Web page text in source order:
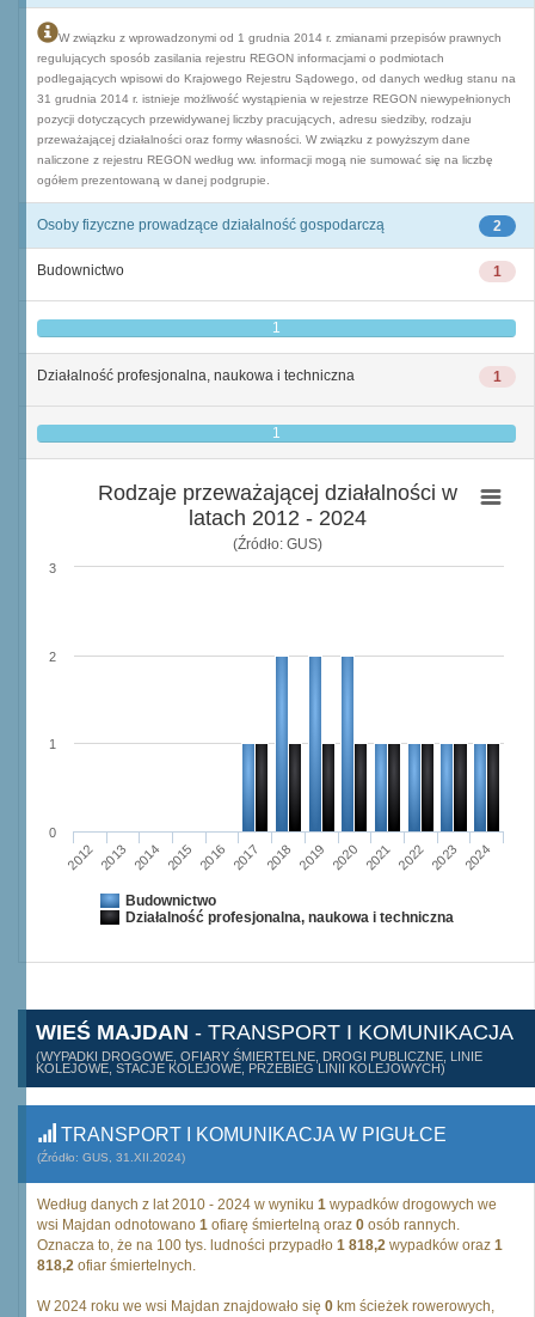
W związku z wprowadzonymi od 1 grudnia 2014 r. zmianami przepisów prawnych
regulujących sposób zasilania rejestru REGON informacjami o podmiotach
podlegających wpisowi do Krajowego Rejestru Sądowego, od danych według stanu na
31 grudnia 2014 r. istnieje możliwość wystąpienia w rejestrze REGON niewypełnionych
pozycji dotyczących przewidywanej liczby pracujących, adresu siedziby, rodzaju
przeważającej działalności oraz formy własności. W związku z powyższym dane
naliczone z rejestru REGON według ww. informacji mogą nie sumować się na liczbę
ogółem prezentowaną w danej podgrupie.
2
Osoby fizyczne prowadzące działalność gospodarczą
1
Budownictwo
1
1
Działalność profesjonalna, naukowa i techniczna
1
Rodzaje przeważającej działalności w
latach 2012 - 2024
(Źródło: GUS)
2012 2013 2014 2015 2016 2017 2018 2019 2020 2021 2022 2023 2024
0
1
2
3
Budownictwo
Działalność profesjonalna, naukowa i techniczna
WIEŚ MAJDAN - TRANSPORT I KOMUNIKACJA
(WYPADKI DROGOWE, OFIARY ŚMIERTELNE, DROGI PUBLICZNE, LINIE
KOLEJOWE, STACJE KOLEJOWE, PRZEBIEG LINII KOLEJOWYCH)
TRANSPORT I KOMUNIKACJA W PIGUŁCE
(Źródło: GUS, 31.XII.2024)
Według danych z lat 2010 - 2024 w wyniku 1 wypadków drogowych we
wsi Majdan odnotowano 1 ofiarę śmiertelną oraz 0 osób rannych.
Oznacza to, że na 100 tys. ludności przypadło 1 818,2 wypadków oraz 1
818,2 ofiar śmiertelnych.
W 2024 roku we wsi Majdan znajdowało się 0 km ścieżek rowerowych,